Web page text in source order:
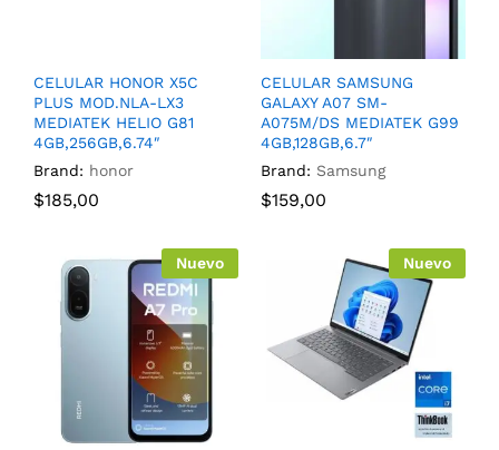
CELULAR HONOR X5C
PLUS MOD.NLA-LX3
MEDIATEK HELIO G81
4GB,256GB,6.74″
Brand: honor
$185,00
CELULAR SAMSUNG
GALAXY A07 SM-
A075M/DS MEDIATEK G99
4GB,128GB,6.7″
Brand: Samsung
$159,00
Nuevo Nuevo